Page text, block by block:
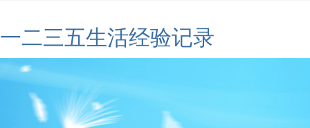
一二三五生活经验记录